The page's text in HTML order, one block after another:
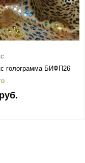
голограмма БИФП26